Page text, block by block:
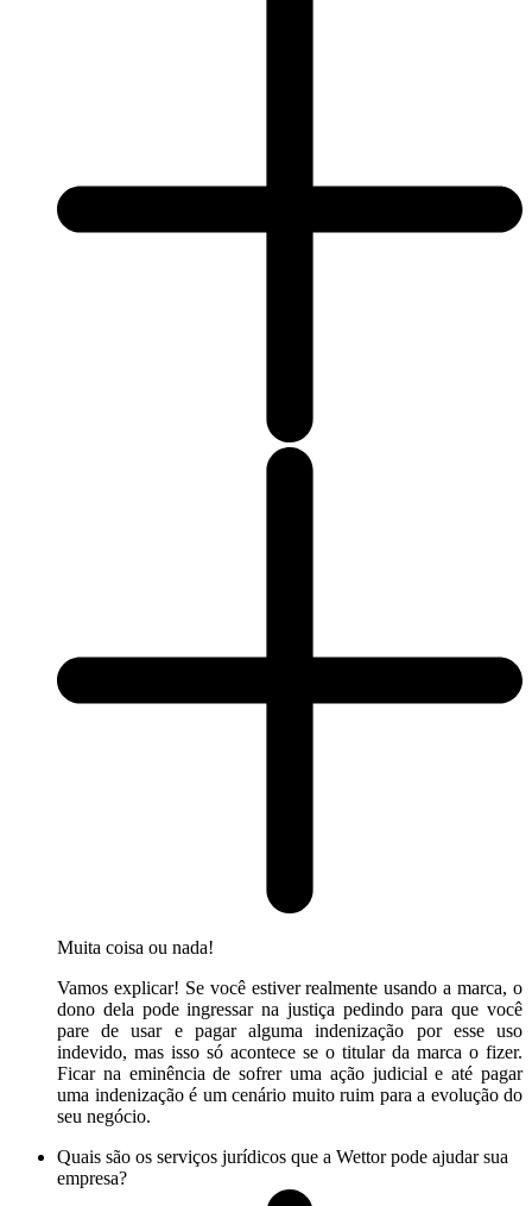
Muita coisa ou nada!
Vamos explicar! Se você estiver realmente usando a marca, o
dono dela pode ingressar na justiça pedindo para que você
pare de usar e pagar alguma indenização por esse uso
indevido, mas isso só acontece se o titular da marca o fizer.
Ficar na eminência de sofrer uma ação judicial e até pagar
uma indenização é um cenário muito ruim para a evolução do
seu negócio.
Quais são os serviços jurídicos que a Wettor pode ajudar sua
empresa?